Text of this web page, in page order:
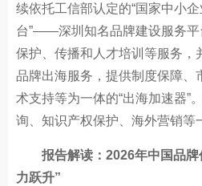
续依托工信部认定的“国家中小
台”——深圳知名品牌建设服务平
保护、传播和人才培训等服务，
品牌出海服务，提供制度保障、
术支持等为一体的“出海加速器”
询、知识产权保护、海外营销等
报告解读：2026年中国品
力跃升”